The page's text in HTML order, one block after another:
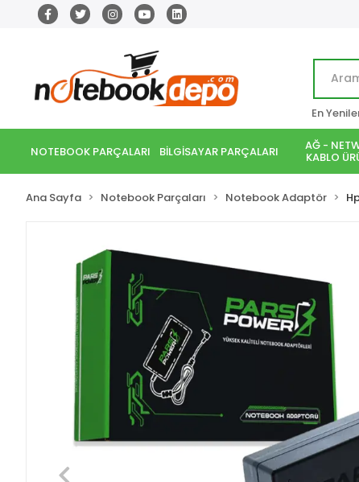
En
NOTEBOOK PARÇALARI BİLGİSAYAR PARÇALARI AĞ -
KABLO
Ana Sayfa Notebook Parçaları Notebook Adaptör